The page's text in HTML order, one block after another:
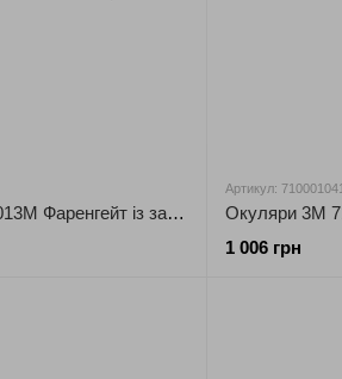
Окуляри 3М 71360-00013М Фаренгейт із захисною плівкою
Артикул:
Окуляри 3М
1 006 грн